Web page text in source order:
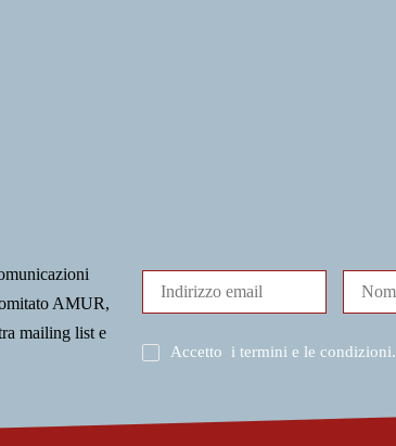
AMUR,
mailing list e
Accetto i termini e le condizioni.